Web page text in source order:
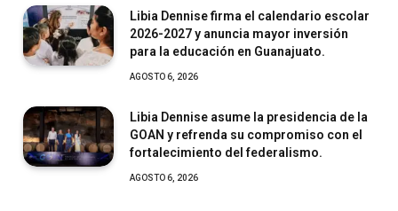
Libia Dennise firma el calendario escolar
2026-2027 y anuncia mayor inversión
para la educación en Guanajuato.
AGOSTO 6, 2026
Libia Dennise asume la presidencia de la
GOAN y refrenda su compromiso con el
fortalecimiento del federalismo.
AGOSTO 6, 2026